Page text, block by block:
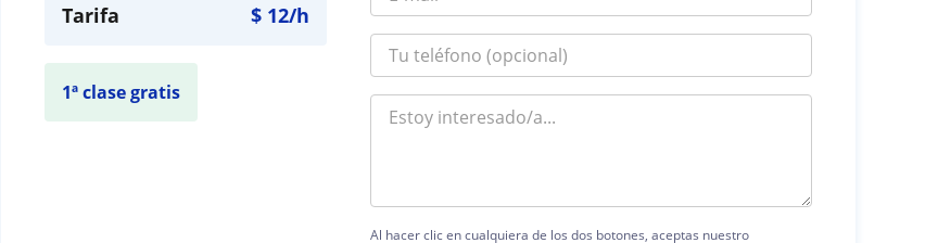
Tarifa $ 12/h
1ª clase gratis
Al hacer clic en cualquiera de los dos botones, aceptas nuestro